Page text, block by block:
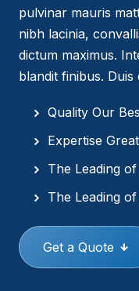
pulvinar mauris
nibh lacinia,
dictum maximus.
blandit finibus. Duis
Quality Our
Expertise
The Leading
The Leading
Get a Quote